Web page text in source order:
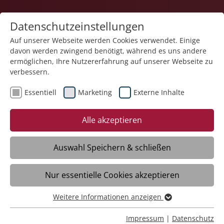
Bildung
Ausbildung
& Qualifizierung >
Infonachmittage im BBW - Jetzt anmelden!
Die Termine 2026 >>
Stiftung Liebenau Bildung
Datenschutzeinstellungen
Auf unserer Webseite werden Cookies verwendet. Einige
davon werden zwingend benötigt, während es uns andere
ermöglichen, Ihre Nutzererfahrung auf unserer Webseite zu
verbessern.
Essentiell Marketing Externe Inhalte
Alle akzeptieren
Auswahl Speichern & schließen
Nur essentielle Cookies akzeptieren
Essentiell
Essentielle Cookies werden für grundlegende Funktionen
Weitere Informationen anzeigen
Impressum | Datenschutz